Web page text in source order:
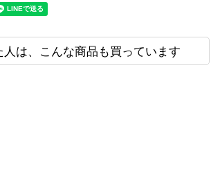
人は、こんな商品も買っています